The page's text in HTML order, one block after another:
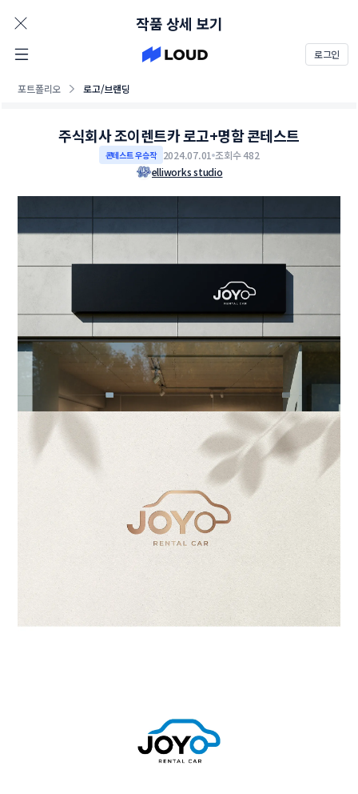
로그인
포트폴리오 로고/브랜딩
작품 상세 보기
주식회사 조이렌트카 로고+명함 콘테스트
콘테스트 우승작 2024.07.01 조회수 482
elliworks studio